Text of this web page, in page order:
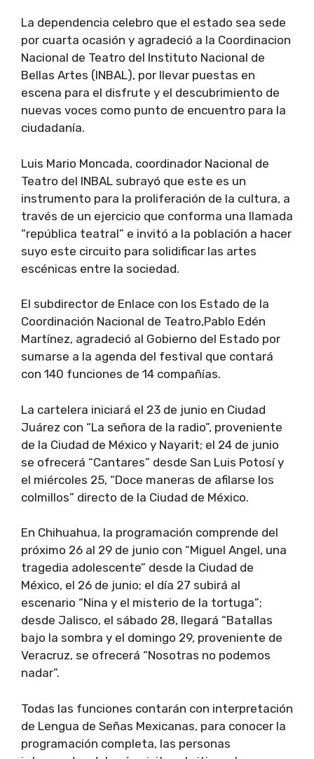
La dependencia celebro que el estado sea sede
por cuarta ocasión y agradeció a la Coordinacion
Nacional de Teatro del Instituto Nacional de
Bellas Artes (INBAL), por llevar puestas en
escena para el disfrute y el descubrimiento de
nuevas voces como punto de encuentro para la
ciudadanía.
Luis Mario Moncada, coordinador Nacional de
Teatro del INBAL subrayó que este es un
instrumento para la proliferación de la cultura, a
través de un ejercicio que conforma una llamada
“república teatral” e invitó a la población a hacer
suyo este circuito para solidificar las artes
escénicas entre la sociedad.
El subdirector de Enlace con los Estado de la
Coordinación Nacional de Teatro,Pablo Edén
Martínez, agradeció al Gobierno del Estado por
sumarse a la agenda del festival que contará
con 140 funciones de 14 compañías.
La cartelera iniciará el 23 de junio en Ciudad
Juárez con “La señora de la radio”, proveniente
de la Ciudad de México y Nayarit; el 24 de junio
se ofrecerá “Cantares” desde San Luis Potosí y
el miércoles 25, “Doce maneras de afilarse los
colmillos” directo de la Ciudad de México.
En Chihuahua, la programación comprende del
próximo 26 al 29 de junio con “Miguel Angel, una
tragedia adolescente” desde la Ciudad de
México, el 26 de junio; el día 27 subirá al
escenario “Nina y el misterio de la tortuga”;
desde Jalisco, el sábado 28, llegará “Batallas
bajo la sombra y el domingo 29, proveniente de
Veracruz, se ofrecerá “Nosotras no podemos
nadar”.
Todas las funciones contarán con interpretación
de Lengua de Señas Mexicanas, para conocer la
programación completa, las personas